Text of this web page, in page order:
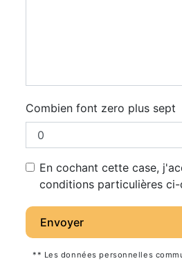
Combien font zero plus sept
En cochant cette case,
conditions particulières
Envoyer
** Les données personnelles